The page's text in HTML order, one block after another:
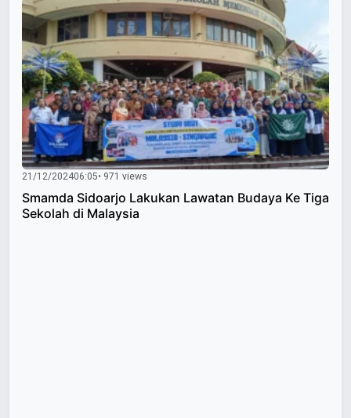
21/12/202406:05• 971 views
Smamda Sidoarjo Lakukan Lawatan Budaya Ke Tiga
Sekolah di Malaysia